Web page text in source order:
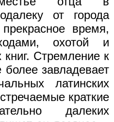
от города
время,
охотой и
Стремление к
завладевает
латинских
краткие
далеких